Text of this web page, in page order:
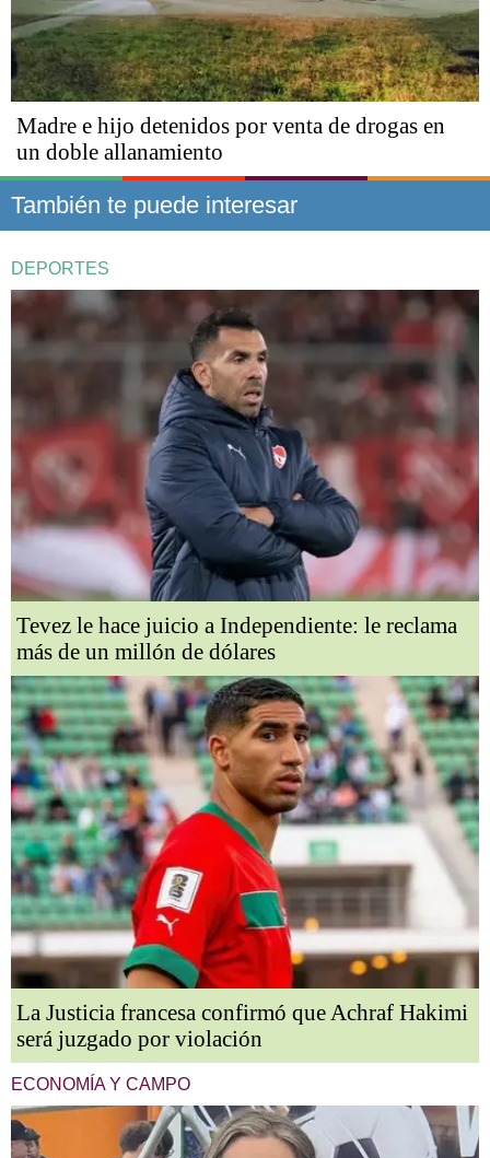
Madre e hijo detenidos por venta de drogas en
un doble allanamiento
También te puede interesar
DEPORTES
Tevez le hace juicio a Independiente: le reclama
más de un millón de dólares
La Justicia francesa confirmó que Achraf Hakimi
será juzgado por violación
ECONOMÍA Y CAMPO